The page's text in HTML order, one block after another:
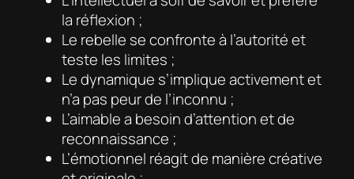
la réflexion ;
Le rebelle se confronte à l’autorité et
teste les limites ;
Le dynamique s’implique activement et
n’a pas peur de l’inconnu ;
L’aimable a besoin d’attention et de
reconnaissance ;
L’émotionnel réagit de manière créative